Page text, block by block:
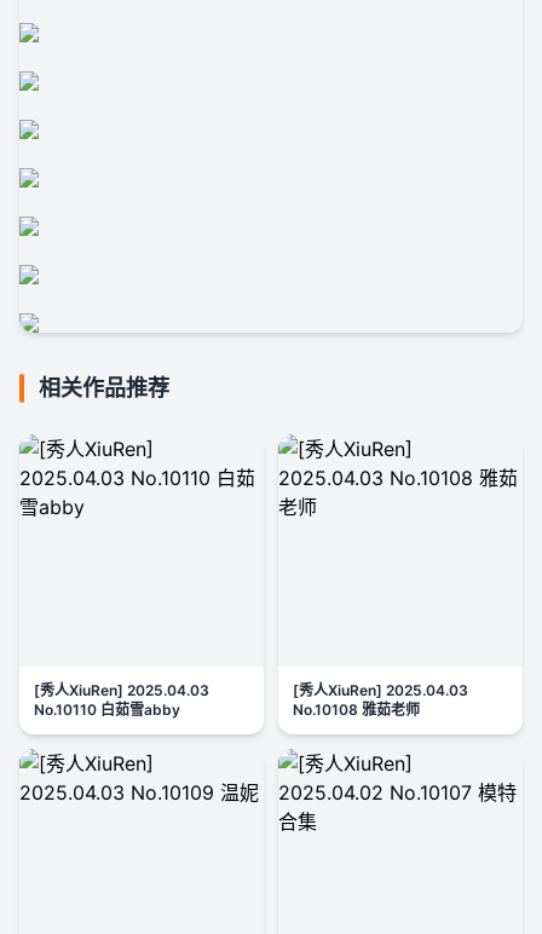
相关作品推荐
[秀人XiuRen] 2025.04.03
No.10110 白茹雪abby
[秀人XiuRen] 2025.04.03
No.10108 雅茹老师